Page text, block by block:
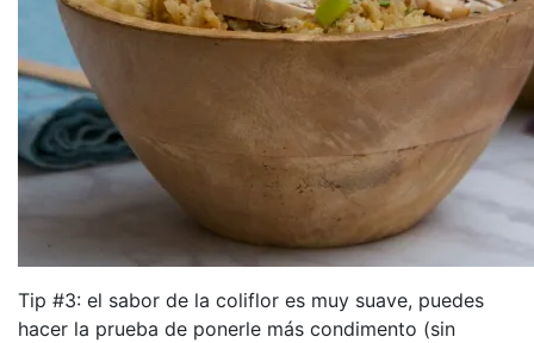
Tip #3: el sabor de la coliflor es muy suave, puedes
hacer la prueba de ponerle más condimento (sin